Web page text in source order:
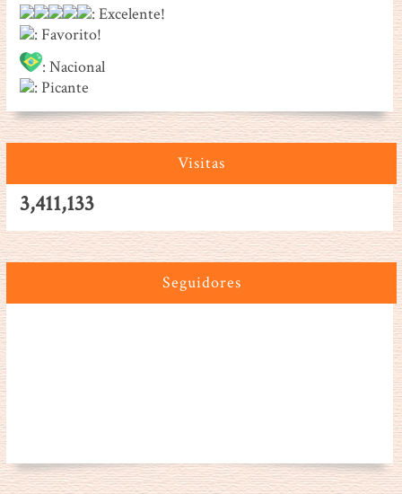
: Excelente!
: Favorito!
: Nacional
: Picante
Visitas
3,411,133
Seguidores